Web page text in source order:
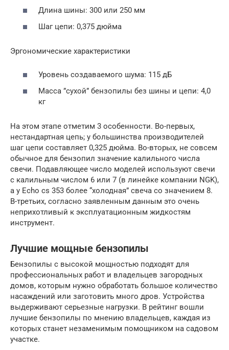
Длина шины: 300 или 250 мм
Шаг цепи: 0,375 дюйма
Эргономические характеристики
Уровень создаваемого шума: 115 дБ
Масса ”сухой” бензопилы без шины и цепи: 4,0
кг
На этом этапе отметим 3 особенности. Во-первых,
нестандартная цепь; у большинства производителей
шаг цепи составляет 0,325 дюйма. Во-вторых, не совсем
обычное для бензопил значение калильного числа
свечи. Подавляющее число моделей используют свечи
с калильным числом 6 или 7 (в линейке компании NGK),
а у Echo cs 353 более “холодная” свеча со значением 8.
В-третьих, согласно заявленным данным это очень
неприхотливый к эксплуатационным жидкостям
инструмент.
Лучшие мощные бензопилы
Бензопилы с высокой мощностью подходят для
профессиональных работ и владельцев загородных
домов, которым нужно обработать большое количество
насаждений или заготовить много дров. Устройства
выдерживают серьезные нагрузки. В рейтинг вошли
лучшие бензопилы по мнению владельцев, каждая из
которых станет незаменимым помощником на садовом
участке.